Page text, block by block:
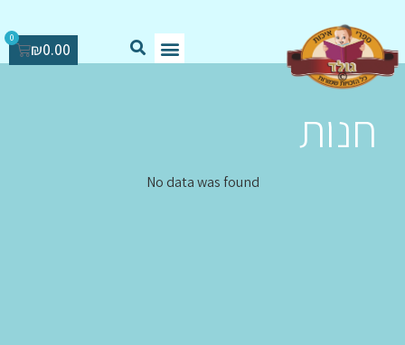
₪0.00
0
חנות
No data was found